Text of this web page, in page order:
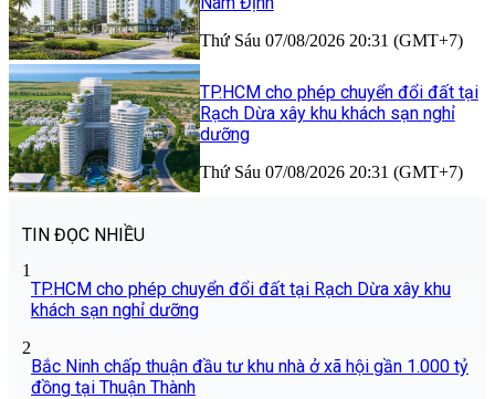
Thứ Sáu 07/08/2026 20:31 (GMT+7)
TP.HCM cho phép chuyển đổi đất tại
Rạch Dừa xây khu khách sạn nghỉ
dưỡng
Thứ Sáu 07/08/2026 20:31 (GMT+7)
TIN ĐỌC NHIỀU
1
TP.HCM cho phép chuyển đổi đất tại Rạch Dừa xây khu
khách sạn nghỉ dưỡng
2
Bắc Ninh chấp thuận đầu tư khu nhà ở xã hội gần 1.000 tỷ
đồng tại Thuận Thành